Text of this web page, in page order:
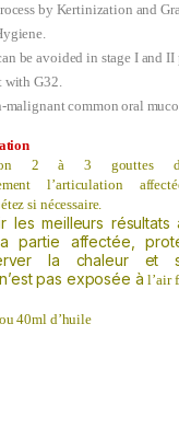
by Kertinization and
be avoided in stage I and
with G32.
common oral
2 à 3
gouttes
l’articulation
si nécessaire.
les meilleurs
la partie affectée,
la chaleuret
n’est pas exposée à l’air
40ml d’huile